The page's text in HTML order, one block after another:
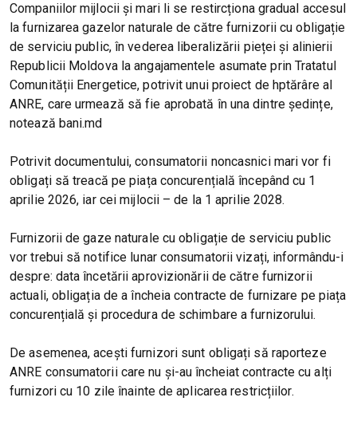
Companiilor mijlocii și mari li se restircționa gradual accesul
la furnizarea gazelor naturale de către furnizorii cu obligație
de serviciu public, în vederea liberalizării pieței și alinierii
Republicii Moldova la angajamentele asumate prin Tratatul
Comunității Energetice, potrivit unui proiect de hptărâre al
ANRE, care urmează să fie aprobată în una dintre ședințe,
notează bani.md
Potrivit documentului, consumatorii noncasnici mari vor fi
obligați să treacă pe piața concurențială începând cu 1
aprilie 2026, iar cei mijlocii – de la 1 aprilie 2028.
Furnizorii de gaze naturale cu obligație de serviciu public
vor trebui să notifice lunar consumatorii vizați, informându-i
despre: data încetării aprovizionării de către furnizorii
actuali, obligația de a încheia contracte de furnizare pe piața
concurențială și procedura de schimbare a furnizorului.
De asemenea, acești furnizori sunt obligați să raporteze
ANRE consumatorii care nu și-au încheiat contracte cu alți
furnizori cu 10 zile înainte de aplicarea restricțiilor.